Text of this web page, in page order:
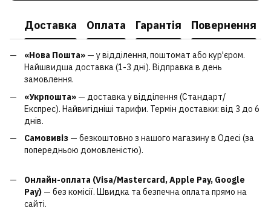
Доставка Оплата Гарантія Повернення
«Нова Пошта» — у відділення, поштомат або кур'єром.
Найшвидша доставка (1-3 дні). Відправка в день
замовлення.
«Укрпошта» — доставка у відділення (Стандарт/
Експрес). Найвигідніші тарифи. Термін доставки: від 3 до 6
днів.
Самовивіз — безкоштовно з нашого магазину в Одесі (за
попередньою домовленістю).
Онлайн-оплата (Visa/Mastercard, Apple Pay, Google
Pay) — без комісії. Швидка та безпечна оплата прямо на
сайті.